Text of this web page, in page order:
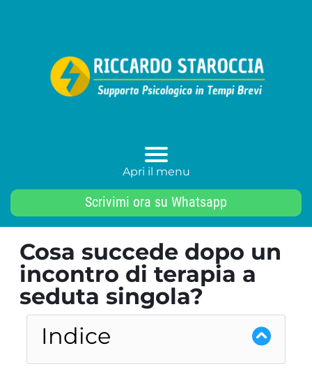
Apri il menu
Scrivimi ora su Whatsapp
Cosa succede dopo un
incontro di terapia a
seduta singola?
Indice